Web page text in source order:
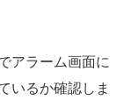
アラーム画面に
いるか確認しま